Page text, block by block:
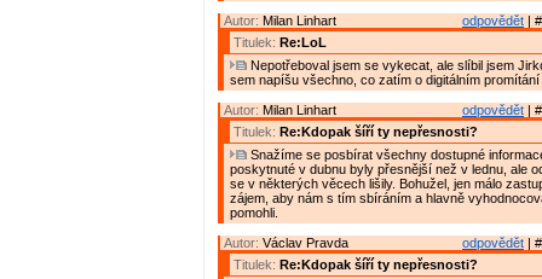
odpovědět |
Autor: Milan Linhart
Titulek: Re:LoL
Nepotřeboval jsem se vykecat, ale slíbil jsem
sem napíšu všechno, co zatím o digitálním
odpovědět |
Autor: Milan Linhart
Titulek: Re:Kdopak šíří ty nepřesnosti?
Snažíme se posbírat všechny dostupné
poskytnuté v dubnu byly přesnější než v lednu, ale
se v některých věcech lišily. Bohužel, jen málo
zájem, aby nám s tím sbíráním a hlavně
pomohli.
odpovědět |
Autor: Václav Pravda
Titulek: Re:Kdopak šíří ty nepřesnosti?